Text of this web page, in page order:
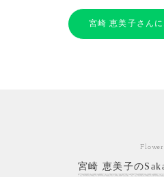
宮崎 恵美子さん
宮崎 恵美子の